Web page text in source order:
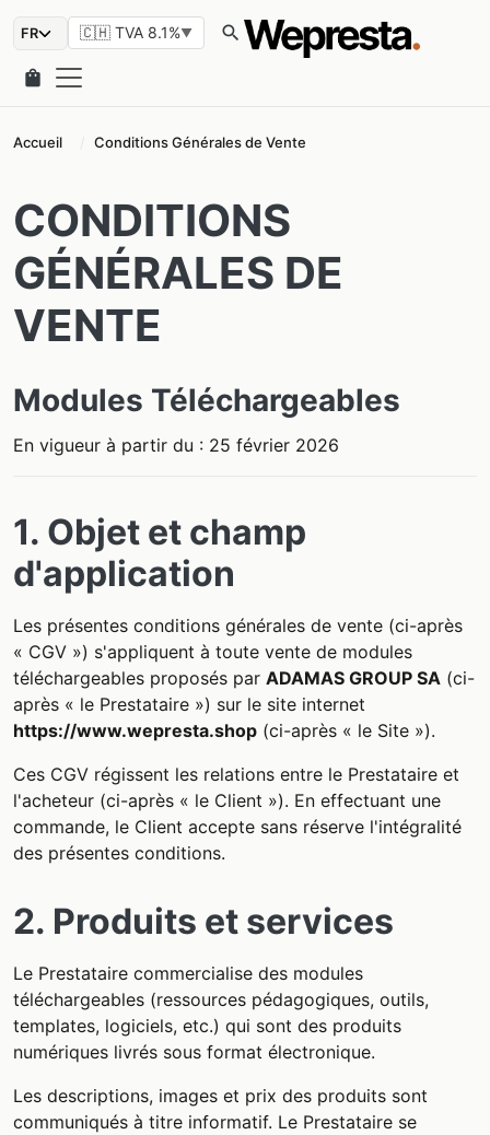
🇨🇭 TVA 8.1%▼ search
shopping_bag
Accueil Conditions Générales de Vente
CONDITIONS
GÉNÉRALES DE
VENTE
Modules Téléchargeables
En vigueur à partir du : 25 février 2026
1. Objet et champ
d'application
Les présentes conditions générales de vente (ci-après
« CGV ») s'appliquent à toute vente de modules
téléchargeables proposés par ADAMAS GROUP SA (ci-
après « le Prestataire ») sur le site internet
https://www.wepresta.shop (ci-après « le Site »).
Ces CGV régissent les relations entre le Prestataire et
l'acheteur (ci-après « le Client »). En effectuant une
commande, le Client accepte sans réserve l'intégralité
des présentes conditions.
2. Produits et services
Le Prestataire commercialise des modules
téléchargeables (ressources pédagogiques, outils,
templates, logiciels, etc.) qui sont des produits
numériques livrés sous format électronique.
Les descriptions, images et prix des produits sont
communiqués à titre informatif. Le Prestataire se